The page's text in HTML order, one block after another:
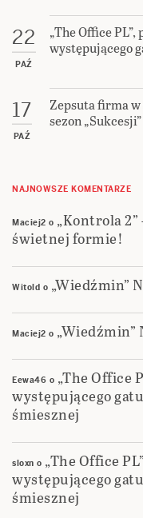
22
PAŹ
„The Office
występującego
17
PAŹ
Zepsuta firma
sezon „Sukcesji”
NAJNOWSZE KOMENTARZE
Maciej2 o „Kontrola
świetnej formie!
Witold o „Wiedźmin”
Maciej2 o
Eewa46 o „The Office
występującego
śmiesznej
sloxn o „The Office
występującego
śmiesznej